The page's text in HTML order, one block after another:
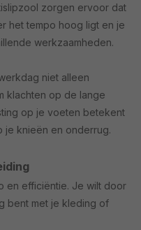
zorgen ervoor dat
het tempo hoog ligt en je
werkzaamheden.
niet alleen
klachten op de lange
op je voeten betekent
je knieën en onderrug.
en efficiëntie. Je wilt door
bent met je kleding of